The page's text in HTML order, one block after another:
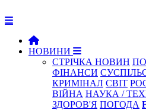
НОВИНИ
СТРІЧКА НОВИН
ФІНАНСИ
КРИМІНАЛ СВІТ
ВІЙНА НАУКА /
ЗДОРОВ'Я ПОГОДА